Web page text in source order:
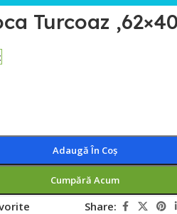
Turcoaz ,62×40
Adaugă În Coș
Cumpără Acum
Share: